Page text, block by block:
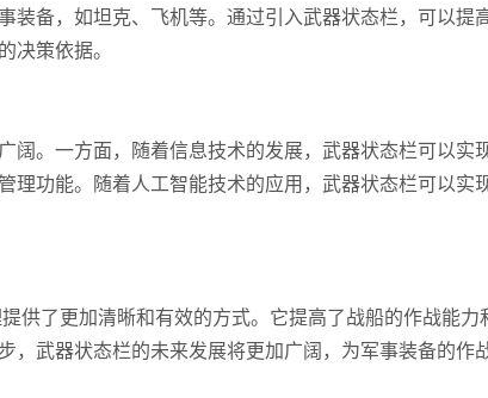
装备，如坦克、飞机等。通过引入武器状态栏，可以提
决策依据。
阔。一方面，随着信息技术的发展，武器状态栏可以实
理功能。随着人工智能技术的应用，武器状态栏可以实
供了更加清晰和有效的方式。它提高了战船的作战能力
，武器状态栏的未来发展将更加广阔，为军事装备的作